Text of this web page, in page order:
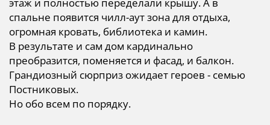
спальне появится чилл-аут зона для отдыха,
огромная кровать, библиотека и камин.
В результате и сам дом кардинально
преобразится, поменяется и фасад, и балкон.
Грандиозный сюрприз ожидает героев - семью
Постниковых.
Но обо всем по порядку.